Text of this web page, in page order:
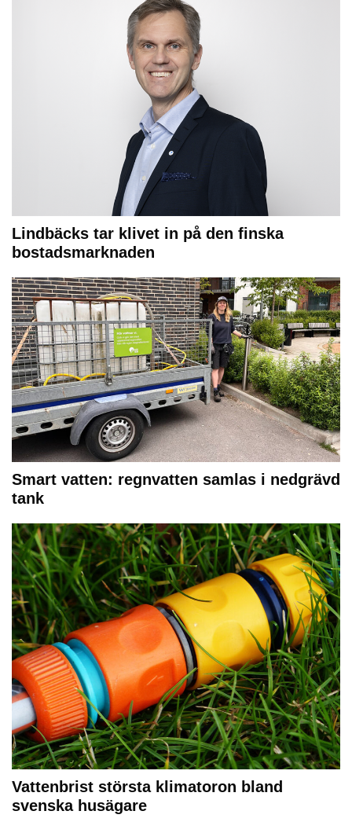
Lindbäcks tar klivet in på den finska
bostadsmarknaden
Smart vatten: regnvatten samlas i nedgrävd
tank
Vattenbrist största klimatoron bland
svenska husägare